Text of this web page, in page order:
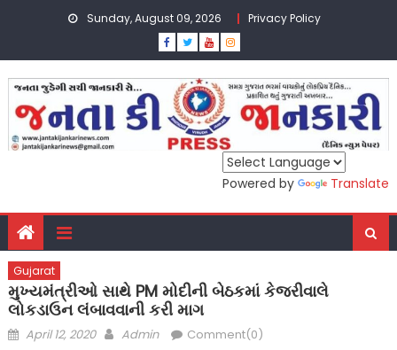
Sunday, August 09, 2026 Privacy Policy
Powered by Translate
Gujarat
મુખ્યમંત્રીઓ સાથે PM મોદીની બેઠકમાં કેજરીવાલે
લોકડાઉન લંબાવવાની કરી માગ
Posted
April 12, 2020 Author
Admin Comment(0)